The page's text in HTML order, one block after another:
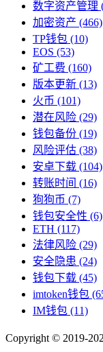
数字资产管理
加密资产 (466)
TP钱包 (10)
EOS (53)
矿工费 (160)
版本更新 (13)
火币 (101)
潜在风险 (29)
钱包备份 (19)
风险评估 (38)
安卓下载 (104)
转账时间 (16)
狗狗币 (7)
钱包安全性 (6)
ETH (117)
法律风险 (29)
安全隐患 (24)
钱包下载 (45)
imtoken钱包
IM钱包 (11)
Copyright © 2019-